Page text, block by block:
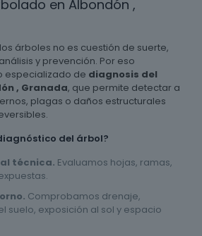
en Albondón ,
árboles no es cuestión de suerte,
y prevención. Por eso
especializado de diagnosis del
, Granada, que permite detectar a
plagas o daños estructurales
del árbol?
técnica. Evaluamos hojas, ramas,
Comprobamos drenaje,
suelo, exposición al sol y espacio